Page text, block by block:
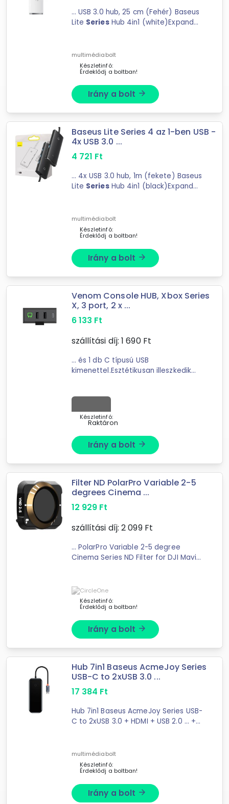
... USB 3.0 hub, 25 cm (Fehér) Baseus
Lite SeriesHub 4in1 (white)Expand
is equipped with 4 ...
multimédiabolt
Készletinfó:
Érdeklődj a boltban!
Irány a bolt arrow_forward
Baseus Lite Series 4 az 1-ben USB -
4x USB 3.0 ...
4 721 Ft
... 4x USB 3.0 hub, 1m (fekete) Baseus
Lite SeriesHub 4in1 (black)Expand
is equipped with 4 ...
multimédiabolt
Készletinfó:
Érdeklődj a boltban!
Irány a bolt arrow_forward
Venom Console HUB, Xbox Series
X, 3 port, 2 x ...
6 133 Ft
szállítási díj: 1 690Ft
... és 1 db C típusú USB
kimenettel.Esztétikusan illeszkedik
eszközt, beleértve a vezérlőket,
mikrofonokat ...
Készletinfó:
Raktáron
Irány a bolt arrow_forward
Filter ND PolarPro Variable 2-5
degrees Cinema ...
12 929 Ft
szállítási díj: 2 099Ft
... PolarPro Variable 2-5 degree
Cinema Series ND Filter for DJI Mavic
Készletinfó:
Érdeklődj a boltban!
Irány a bolt arrow_forward
Hub 7in1 Baseus AcmeJoy Series
USB-C to 2xUSB 3.0 ...
17 384 Ft
Hub 7in1 Baseus AcmeJoy Series USB-
C to 2xUSB 3.0 + HDMI + USB 2.0 ... +
possibilities with the help of Baseus
multimédiabolt
Készletinfó:
Érdeklődj a boltban!
Irány a bolt arrow_forward